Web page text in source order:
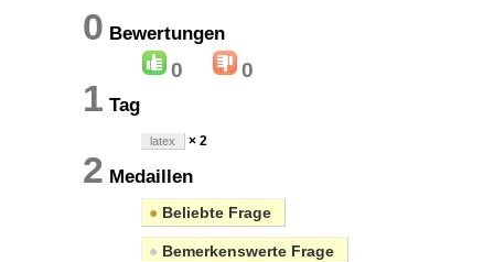
0 Bewertungen
0 0
1 Tag
latex × 2
2 Medaillen
● Beliebte Frage
● Bemerkenswerte Frage